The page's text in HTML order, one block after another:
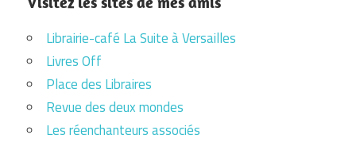
Librairie-café La Suite à Versailles
Livres Off
Place des Libraires
Revue des deux mondes
Les réenchanteurs associés